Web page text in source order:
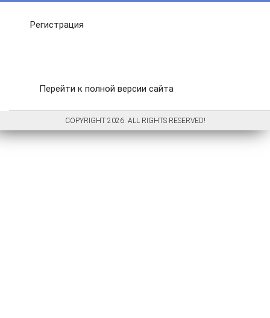
Регистрация
Перейти к полной версии сайта
COPYRIGHT 2026. ALL RIGHTS RESERVED!